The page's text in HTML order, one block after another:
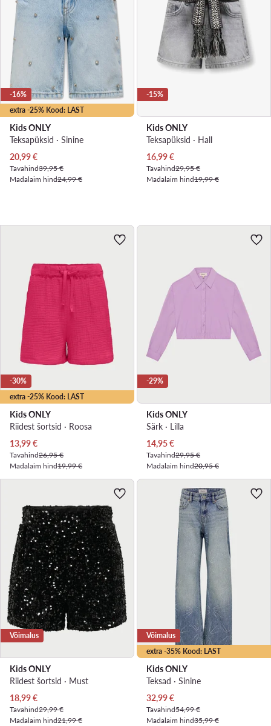
extra -25% Kood: LAST
-16%
Kids ONLY
Teksapüksid · Sinine
Praegune hind
20,99€
Tavahind39,95 €
Madalaim hind24,99 €
-15%
Kids ONLY
Teksapüksid · Hall
Praegune hind
16,99€
Tavahind29,95 €
Madalaim hind19,99 €
extra -25% Kood: LAST
-30%
Kids ONLY
Riidest šortsid · Roosa
Praegune hind
13,99€
Tavahind26,95 €
Madalaim hind19,99 €
-29%
Kids ONLY
Särk · Lilla
Praegune hind
14,95€
Tavahind29,95 €
Madalaim hind20,95 €
Võimalus
Kids ONLY
Riidest šortsid · Must
Praegune hind
18,99€
Tavahind29,99 €
Madalaim hind21,99 €
extra -35% Kood: LAST
Võimalus
Kids ONLY
Teksad · Sinine
Praegune hind
32,99€
Tavahind54,99 €
Madalaim hind35,99 €